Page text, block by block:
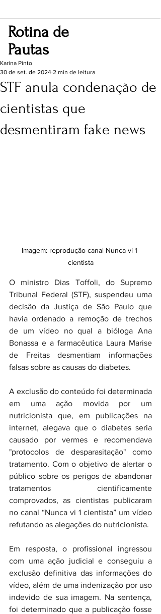
Rotina de
Pautas
STF anula condenação de
cientistas que
desmentiram fake news
Karina Pinto
30 de set. de 2024 2 min de leitura
Imagem: reprodução canal Nunca vi 1
cientista
O ministro Dias Toffoli, do Supremo
Tribunal Federal (STF), suspendeu uma
decisão da Justiça de São Paulo que
havia ordenado a remoção de trechos
de um vídeo no qual a bióloga Ana
Bonassa e a farmacêutica Laura Marise
de Freitas desmentiam informações
falsas sobre as causas do diabetes.
A exclusão do conteúdo foi determinada
em uma ação movida por um
nutricionista que, em publicações na
internet, alegava que o diabetes seria
causado por vermes e recomendava
"protocolos de desparasitação" como
tratamento. Com o objetivo de alertar o
público sobre os perigos de abandonar
tratamentos cientificamente
comprovados, as cientistas publicaram
no canal “Nunca vi 1 cientista” um vídeo
refutando as alegações do nutricionista.
Em resposta, o profissional ingressou
com uma ação judicial e conseguiu a
exclusão definitiva das informações do
vídeo, além de uma indenização por uso
indevido de sua imagem. Na sentença,
foi determinado que a publicação fosse